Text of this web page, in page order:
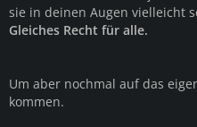
sie in deinen Augen vielleicht
Gleiches Recht für alle.
Um aber nochmal auf das
kommen.